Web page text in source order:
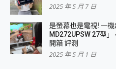
2025 年 5 月 7 日
是螢幕也是電視! 一
MD272UPSW 27型
開箱 評測
2025 年 5 月 1 日